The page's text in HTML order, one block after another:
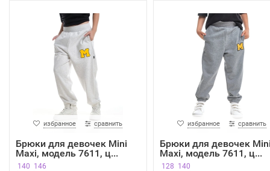
избранное сравнить
Брюки для девочек Mini
Maxi, модель 7611, ц...
140 146
избранное сравнить
Брюки для девочек
Maxi, модель 7611, ц...
128 140